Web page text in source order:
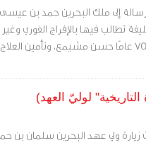
رسالة إلى ملك البحرين حمد بن
تطالب فيها بالإفراج الفوري
لوليّ العهد)
ولي عهد البحرين سلمان بن